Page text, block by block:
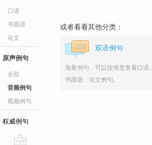
口语
书面语
论文
原声例句
全部
音频例句
视频例句
权威例句
或者看看其他分类：
双语例句
海量例句，可以按难度查看口语、
书面语、论文例句。